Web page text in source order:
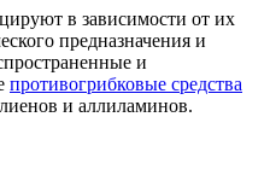
в зависимости от их
предназначения и
и
противогрибковые средства
и аллиламинов.